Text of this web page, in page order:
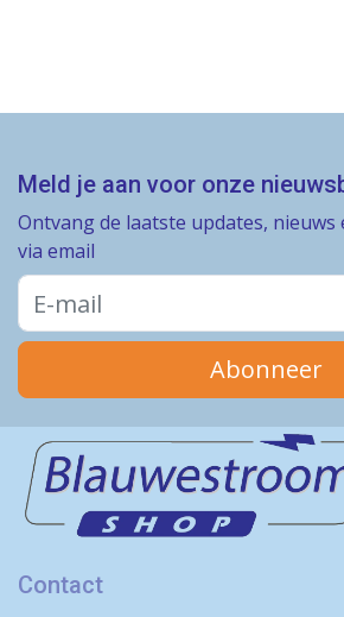
Meld je aan voor onze
Ontvang de laatste updates, nieuws
via email
Abonneer
Contact